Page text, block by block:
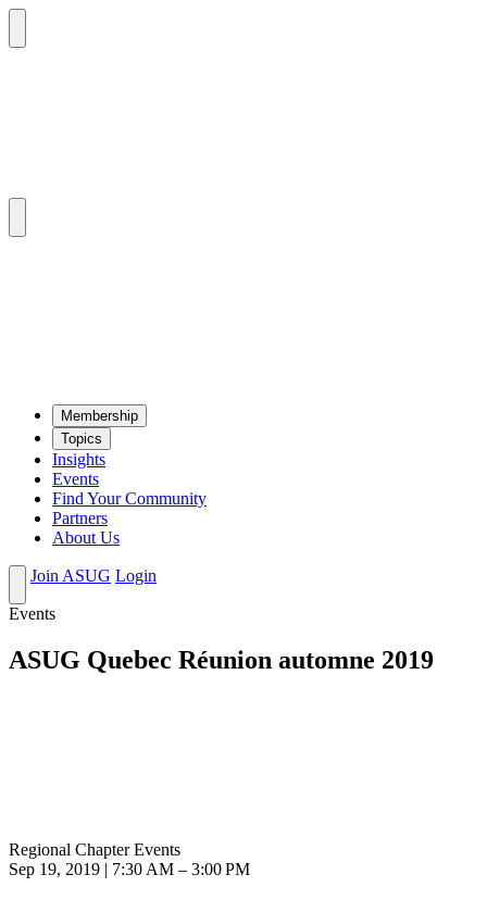
Mem­ber­ship
Top­ics
Insights
Events
Find Your Community
Partners
About Us
Join ASUG Login
Events
ASUG Quebec Réunion automne 2019
Regional Chapter Events
Sep 19, 2019 | 7:30 AM – 3:00 PM